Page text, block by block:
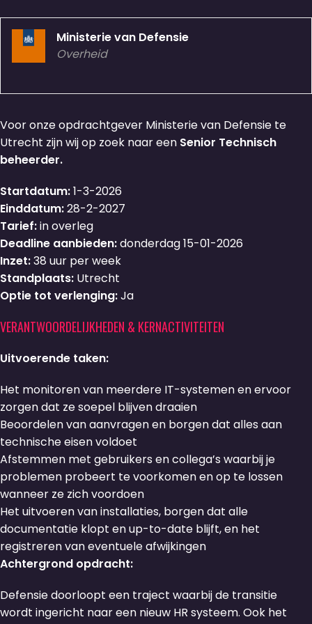
Ministerie van Defensie
Overheid
Voor onze opdrachtgever Ministerie van Defensie te
Utrecht zijn wij op zoek naar een Senior Technisch
beheerder.
Startdatum:1-3-2026
Einddatum:28-2-2027
Tarief:in overleg
Deadline aanbieden:donderdag 15-01-2026
Inzet:38 uur per week
Standplaats: Utrecht
Optie tot verlenging:Ja
VERANTWOORDELIJKHEDEN & KERNACTIVITEITEN
Uitvoerende taken:
Het monitoren van meerdere IT-systemen en ervoor
zorgen dat ze soepel blijven draaien
Beoordelen van aanvragen en borgen dat alles aan
technische eisen voldoet
Afstemmen met gebruikers en collega’s waarbij je
problemen probeert te voorkomen en op te lossen
wanneer ze zich voordoen
Het uitvoeren van installaties, borgen dat alle
documentatie klopt en up-to-date blijft, en het
registreren van eventuele afwijkingen
Achtergrond opdracht:
Defensie doorloopt een traject waarbij de transitie
wordt ingericht naar een nieuw HR systeem. Ook het